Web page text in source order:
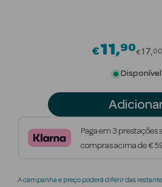
Beauty Season
Nutricosmética
Beauty Season
Perfumes
Beauty Season
€11 90€17 00
Disponível
Paga em 3 prestações
compras acima de €
A campanha e preço poderá diferir das